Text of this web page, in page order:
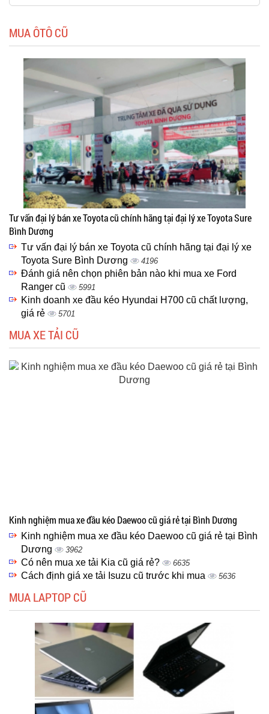
MUA ÔTÔ CŨ
Tư vấn đại lý bán xe Toyota cũ chính hãng tại đại lý xe Toyota Sure
Bình Dương
Tư vấn đại lý bán xe Toyota cũ chính hãng tại đại lý xe
Toyota Sure Bình Dương
4196
Đánh giá nên chọn phiên bản nào khi mua xe Ford
Ranger cũ
5991
Kinh doanh xe đầu kéo Hyundai H700 cũ chất lượng,
giá rẻ
5701
MUA XE TẢI CŨ
Kinh nghiệm mua xe đầu kéo Daewoo cũ giá rẻ tại Bình Dương
Kinh nghiệm mua xe đầu kéo Daewoo cũ giá rẻ tại Bình
Dương
3962
Có nên mua xe tải Kia cũ giá rẻ? 6635
Cách định giá xe tải Isuzu cũ trước khi mua 5636
MUA LAPTOP CŨ